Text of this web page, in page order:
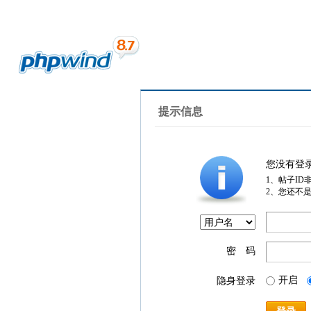
提示信息
您没有登
1、帖子ID
2、您还不
密 码
隐身登录 开启